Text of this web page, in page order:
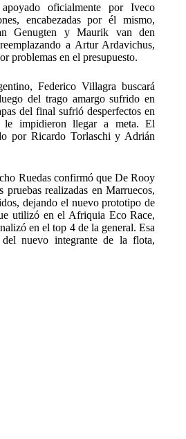
oficialmente por Iveco
encabezadas por él mismo,
Genugten y Maurik van den
a Artur Ardavichus,
problemas en el presupuesto.
Federico Villagra buscará
del trago amargo sufrido en
del final sufrió desperfectos en
impidieron llegar a meta. El
por Ricardo Torlaschi y Adrián
Ruedas confirmó que De Rooy
realizadas en Marruecos,
dejando el nuevo prototipo de
utilizó en el Afriquia Eco Race,
en el top 4 de la general. Esa
nuevo integrante de la flota,